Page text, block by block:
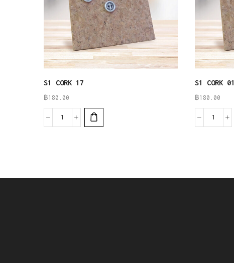
S1 CORK 17
฿180.00
S1 CORK 01
฿180.00